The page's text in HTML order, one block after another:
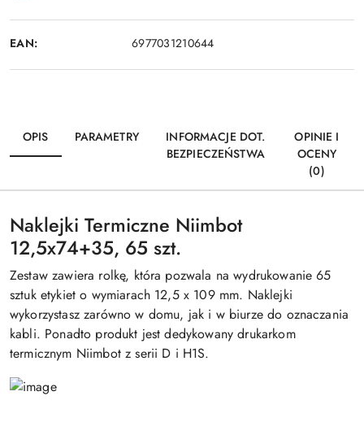
EAN: 6977031210644
OPIS PARAMETRY
INFORMACJE DOT.
BEZPIECZEŃSTWA
OPINIE I
OCENY
(0)
Naklejki Termiczne Niimbot
12,5x74+35, 65 szt.
Zestaw zawiera rolkę, która pozwala na wydrukowanie 65
sztuk etykiet o wymiarach 12,5 x 109 mm. Naklejki
wykorzystasz zarówno w domu, jak i w biurze do oznaczania
kabli. Ponadto produkt jest dedykowany drukarkom
termicznym Niimbot z serii D i H1S.